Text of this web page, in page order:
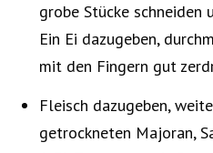
grobe Stücke
Ein Ei dazugeben,
mit den Fingern gut
Fleisch dazugeben,
getrockneten Majoran,